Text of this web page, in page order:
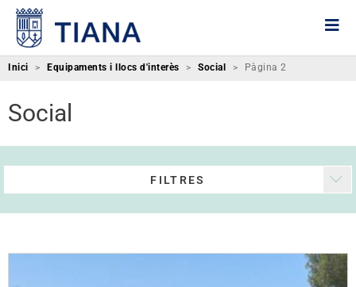
Inici > Equipaments i llocs d'interès > Social > Pàgina 2
Social
FILTRES